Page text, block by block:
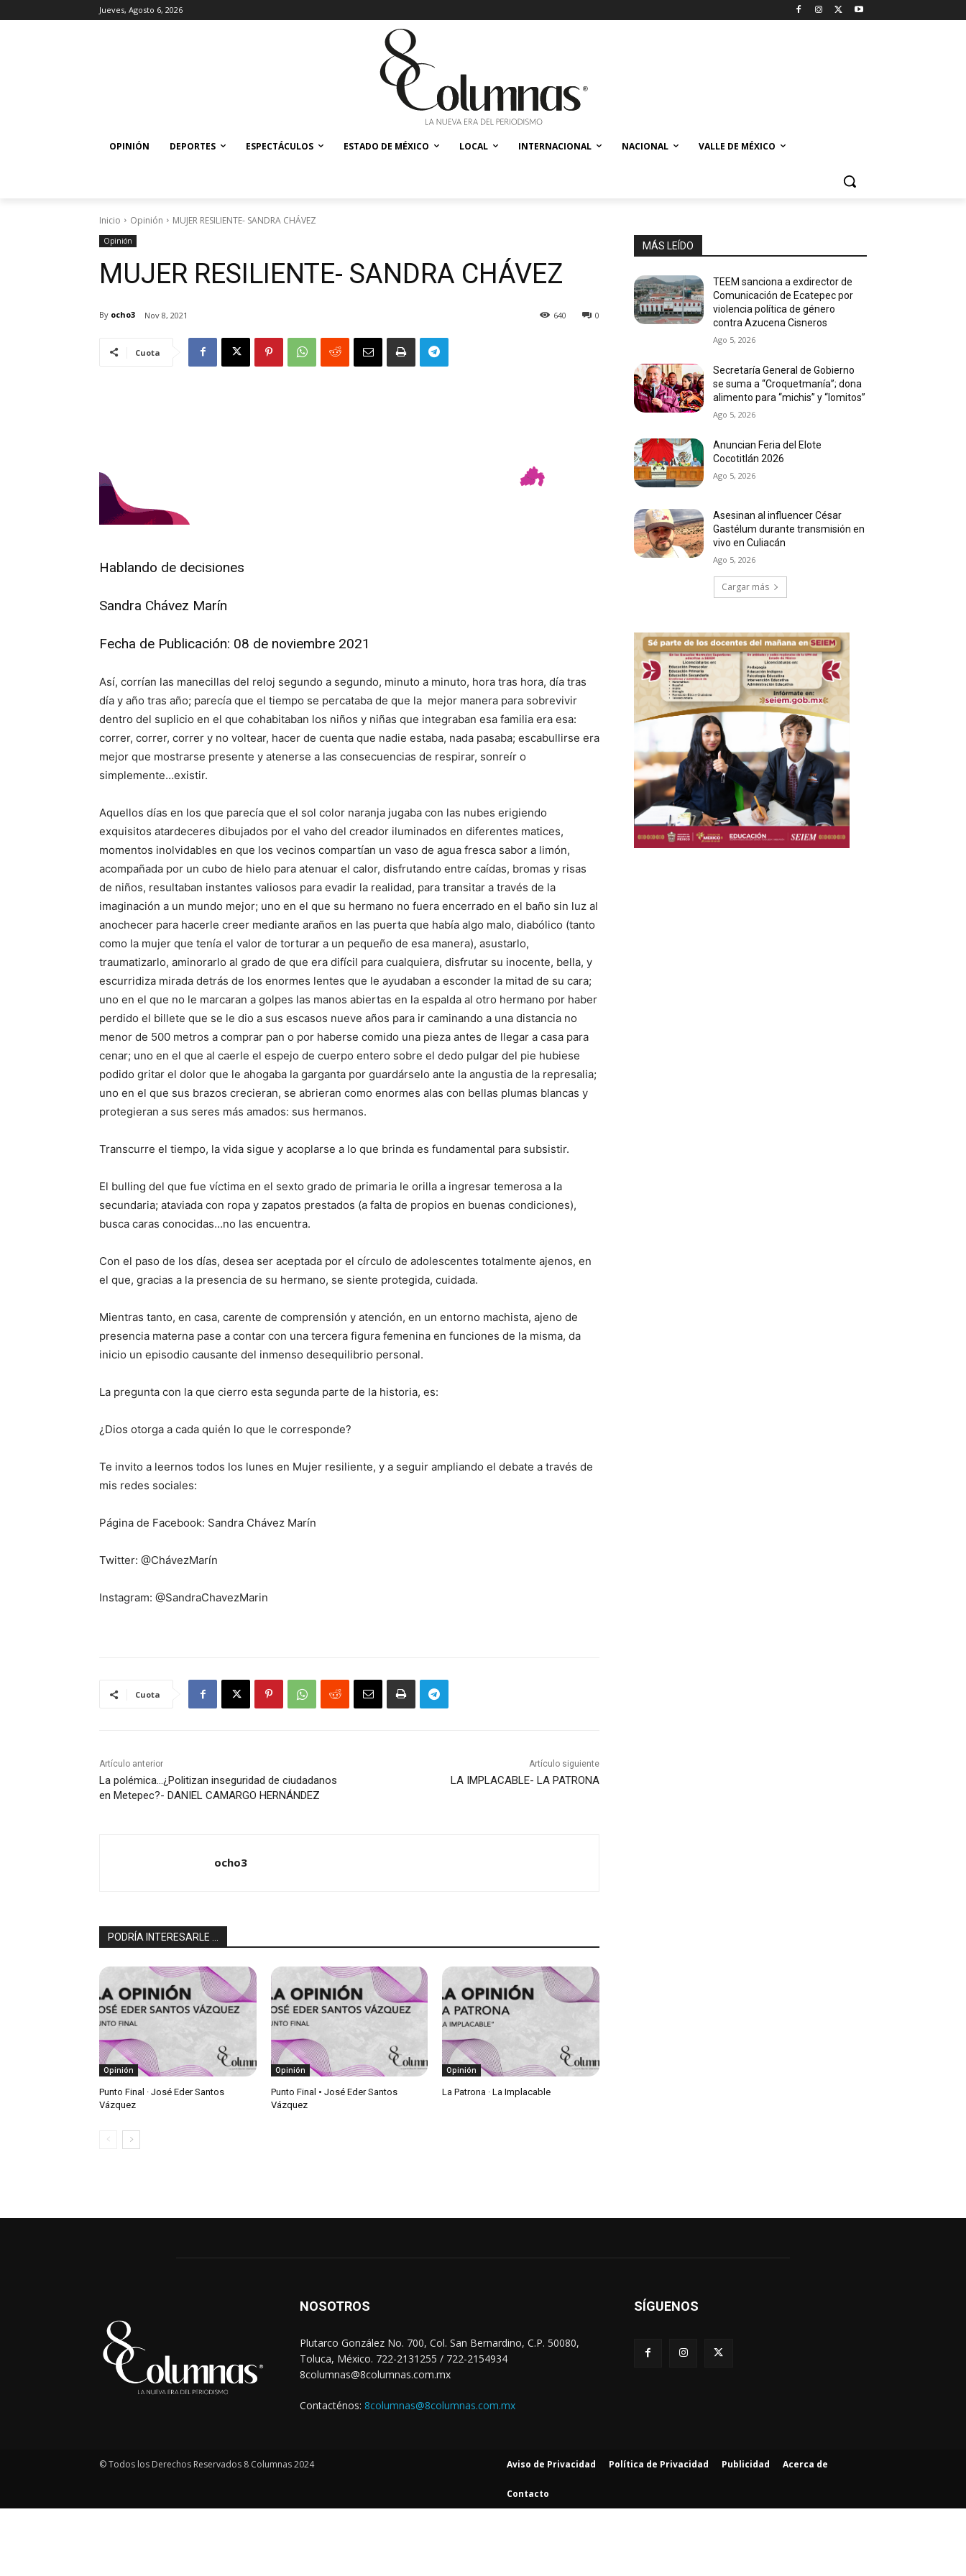
Jueves, Agosto 6, 2026
OPINIÓN DEPORTES ESPECTÁCULOS ESTADO DE MÉXICO LOCAL INTERNACIONAL NACIONAL VALLE DE MÉXICO
Inicio Opinión MUJER RESILIENTE- SANDRA CHÁVEZ
Opinión
MUJER RESILIENTE- SANDRA CHÁVEZ
By ocho3 Nov 8, 2021 0
640
Cuota
Hablando de decisiones
Sandra Chávez Marín
Fecha de Publicación: 08 de noviembre 2021
Así, corrían las manecillas del reloj segundo a segundo, minuto a minuto, hora tras hora, día tras
día y año tras año; parecía que el tiempo se percataba de que la mejor manera para sobrevivir
dentro del suplicio en el que cohabitaban los niños y niñas que integraban esa familia era esa:
correr, correr, correr y no voltear, hacer de cuenta que nadie estaba, nada pasaba; escabullirse era
mejor que mostrarse presente y atenerse a las consecuencias de respirar, sonreír o
simplemente…existir.
Aquellos días en los que parecía que el sol color naranja jugaba con las nubes erigiendo
exquisitos atardeceres dibujados por el vaho del creador iluminados en diferentes matices,
momentos inolvidables en que los vecinos compartían un vaso de agua fresca sabor a limón,
acompañada por un cubo de hielo para atenuar el calor, disfrutando entre caídas, bromas y risas
de niños, resultaban instantes valiosos para evadir la realidad, para transitar a través de la
imaginación a un mundo mejor; uno en el que su hermano no fuera encerrado en el baño sin luz al
anochecer para hacerle creer mediante araños en las puerta que había algo malo, diabólico (tanto
como la mujer que tenía el valor de torturar a un pequeño de esa manera), asustarlo,
traumatizarlo, aminorarlo al grado de que era difícil para cualquiera, disfrutar su inocente, bella, y
escurridiza mirada detrás de los enormes lentes que le ayudaban a esconder la mitad de su cara;
uno en el que no le marcaran a golpes las manos abiertas en la espalda al otro hermano por haber
perdido el billete que se le dio a sus escasos nueve años para ir caminando a una distancia no
menor de 500 metros a comprar pan o por haberse comido una pieza antes de llegar a casa para
cenar; uno en el que al caerle el espejo de cuerpo entero sobre el dedo pulgar del pie hubiese
podido gritar el dolor que le ahogaba la garganta por guardárselo ante la angustia de la represalia;
uno en el que sus brazos crecieran, se abrieran como enormes alas con bellas plumas blancas y
protegieran a sus seres más amados: sus hermanos.
Transcurre el tiempo, la vida sigue y acoplarse a lo que brinda es fundamental para subsistir.
El bulling del que fue víctima en el sexto grado de primaria le orilla a ingresar temerosa a la
secundaria; ataviada con ropa y zapatos prestados (a falta de propios en buenas condiciones),
busca caras conocidas…no las encuentra.
Con el paso de los días, desea ser aceptada por el círculo de adolescentes totalmente ajenos, en
el que, gracias a la presencia de su hermano, se siente protegida, cuidada.
Mientras tanto, en casa, carente de comprensión y atención, en un entorno machista, ajeno de
presencia materna pase a contar con una tercera figura femenina en funciones de la misma, da
inicio un episodio causante del inmenso desequilibrio personal.
La pregunta con la que cierro esta segunda parte de la historia, es:
¿Dios otorga a cada quién lo que le corresponde?
Te invito a leernos todos los lunes en Mujer resiliente, y a seguir ampliando el debate a través de
mis redes sociales:
Página de Facebook: Sandra Chávez Marín
Twitter: @ChávezMarín
Instagram: @SandraChavezMarin
Cuota
Artículo anterior
La polémica…¿Politizan inseguridad de ciudadanos
en Metepec?- DANIEL CAMARGO HERNÁNDEZ
Artículo siguiente
LA IMPLACABLE- LA PATRONA
ocho3
PODRÍA INTERESARLE ...
Opinión
Punto Final · José Eder Santos
Vázquez
Opinión
Punto Final • José Eder Santos
Vázquez
Opinión
La Patrona · La Implacable
MÁS LEÍDO
TEEM sanciona a exdirector de
Comunicación de Ecatepec por
violencia política de género
contra Azucena Cisneros
Ago 5, 2026
Secretaría General de Gobierno
se suma a “Croquetmanía”; dona
alimento para “michis” y “lomitos”
Ago 5, 2026
Anuncian Feria del Elote
Cocotitlán 2026
Ago 5, 2026
Asesinan al influencer César
Gastélum durante transmisión en
vivo en Culiacán
Ago 5, 2026
Cargar más
NOSOTROS
Plutarco González No. 700, Col. San Bernardino, C.P. 50080,
Toluca, México. 722-2131255 / 722-2154934
8columnas@8columnas.com.mx
Contacténos: 8columnas@8columnas.com.mx
SÍGUENOS
© Todos los Derechos Reservados 8 Columnas 2024 Aviso de Privacidad Política de Privacidad Publicidad Acerca de
Contacto